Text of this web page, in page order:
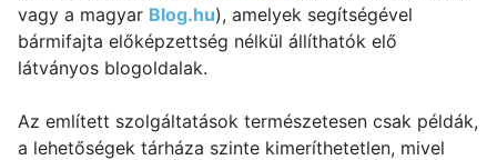
vagy a magyar Blog.hu), amelyek segítségével
bármifajta előképzettség nélkül állíthatók elő
látványos blogoldalak.
Az említett szolgáltatások természetesen csak példák,
a lehetőségek tárháza szinte kimeríthetetlen, mivel